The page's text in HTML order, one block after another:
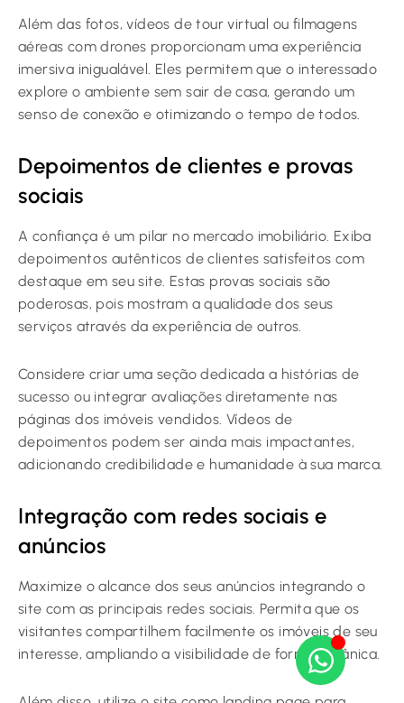
Além das fotos, vídeos de tour virtual ou filmagens
aéreas com drones proporcionam uma experiência
imersiva inigualável. Eles permitem que o interessado
explore o ambiente sem sair de casa, gerando um
senso de conexão e otimizando o tempo de todos.
Depoimentos de clientes e provas
sociais
A confiança é um pilar no mercado imobiliário. Exiba
depoimentos autênticos de clientes satisfeitos com
destaque em seu site. Estas provas sociais são
poderosas, pois mostram a qualidade dos seus
serviços através da experiência de outros.
Considere criar uma seção dedicada a histórias de
sucesso ou integrar avaliações diretamente nas
páginas dos imóveis vendidos. Vídeos de
depoimentos podem ser ainda mais impactantes,
adicionando credibilidade e humanidade à sua marca.
Integração com redes sociais e
anúncios
Maximize o alcance dos seus anúncios integrando o
site com as principais redes sociais. Permita que os
visitantes compartilhem facilmente os imóveis de seu
interesse, ampliando a visibilidade de forma orgânica.